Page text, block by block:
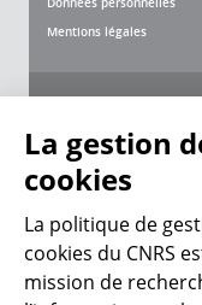
Mentions légales
La gestion
cookies
La politique de
cookies du CNRS
mission de